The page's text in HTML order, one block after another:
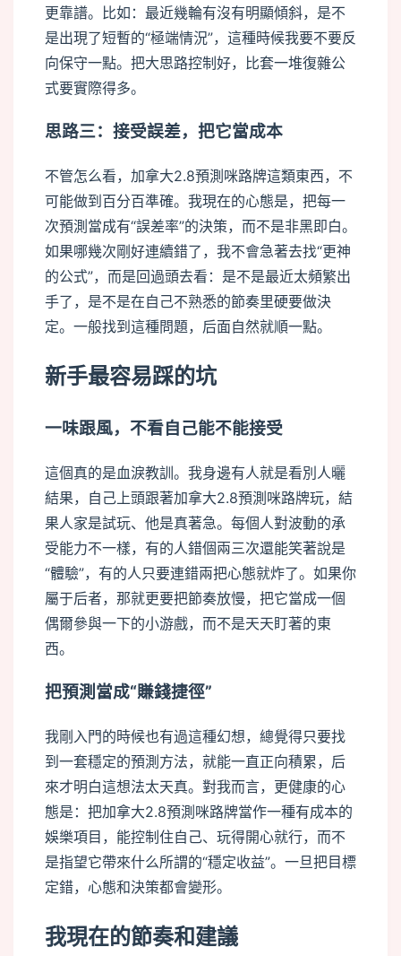
更靠譜。比如：最近幾輪有沒有明顯傾斜，是不
是出現了短暫的“極端情況”，這種時候我要不要反
向保守一點。把大思路控制好，比套一堆復雜公
式要實際得多。
思路三：接受誤差，把它當成本
不管怎么看，加拿大2.8預測咪路牌這類東西，不
可能做到百分百準確。我現在的心態是，把每一
次預測當成有“誤差率”的決策，而不是非黑即白。
如果哪幾次剛好連續錯了，我不會急著去找“更神
的公式”，而是回過頭去看：是不是最近太頻繁出
手了，是不是在自己不熟悉的節奏里硬要做決
定。一般找到這種問題，后面自然就順一點。
新手最容易踩的坑
一味跟風，不看自己能不能接受
這個真的是血淚教訓。我身邊有人就是看別人曬
結果，自己上頭跟著加拿大2.8預測咪路牌玩，結
果人家是試玩、他是真著急。每個人對波動的承
受能力不一樣，有的人錯個兩三次還能笑著說是
“體驗”，有的人只要連錯兩把心態就炸了。如果你
屬于后者，那就更要把節奏放慢，把它當成一個
偶爾參與一下的小游戲，而不是天天盯著的東
西。
把預測當成“賺錢捷徑”
我剛入門的時候也有過這種幻想，總覺得只要找
到一套穩定的預測方法，就能一直正向積累，后
來才明白這想法太天真。對我而言，更健康的心
態是：把加拿大2.8預測咪路牌當作一種有成本的
娛樂項目，能控制住自己、玩得開心就行，而不
是指望它帶來什么所謂的“穩定收益”。一旦把目標
定錯，心態和決策都會變形。
我現在的節奏和建議